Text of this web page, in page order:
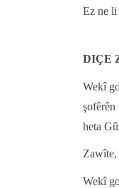
Ez ne li
DIÇE
Wekî
heta
Zawîte,
Wekî